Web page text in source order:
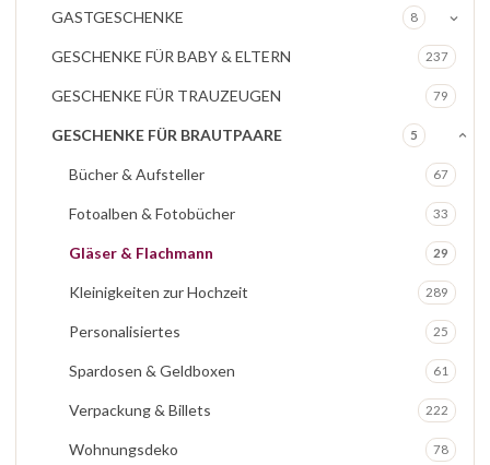
GASTGESCHENKE 8
GESCHENKE FÜR BABY & ELTERN 237
GESCHENKE FÜR TRAUZEUGEN 79
GESCHENKE FÜR BRAUTPAARE 5
Bücher & Aufsteller 67
Fotoalben & Fotobücher 33
Gläser & Flachmann 29
Kleinigkeiten zur Hochzeit 289
Personalisiertes 25
Spardosen & Geldboxen 61
Verpackung & Billets 222
Wohnungsdeko 78